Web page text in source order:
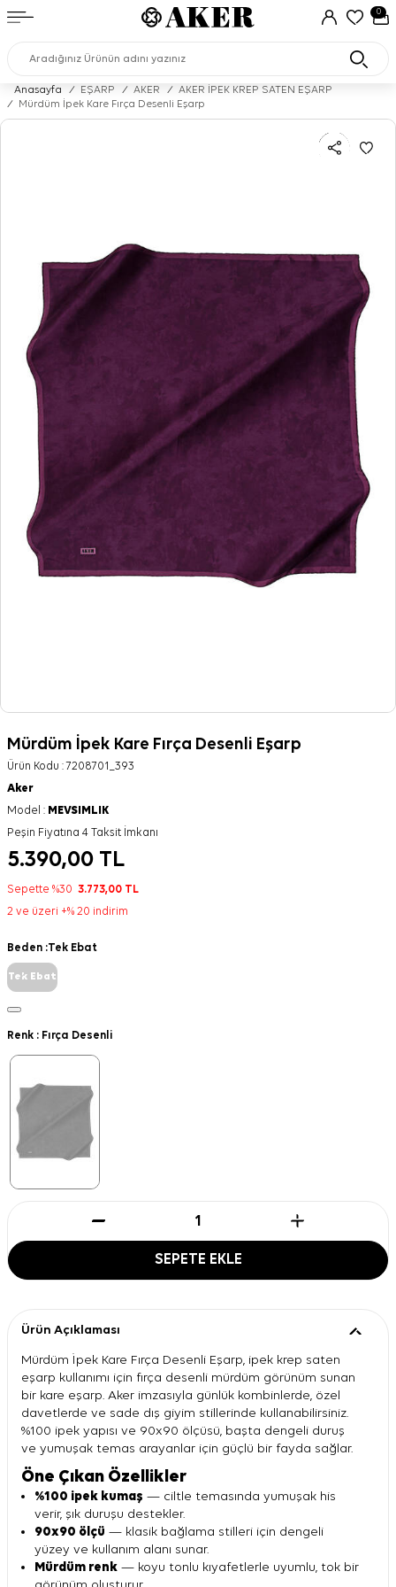
0
Anasayfa / EŞARP / AKER /
AKER İPEK KREP SATEN EŞARP
/
Mürdüm İpek Kare Fırça Desenli Eşarp
Mürdüm İpek Kare Fırça Desenli Eşarp
Ürün Kodu :7208701_393
Aker
Model : MEVSIMLIK
Peşin Fiyatına 4 Taksit İmkanı
5.390,00 TL
Sepette %30 3.773,00 TL
2 ve üzeri +% 20 indirim
Beden :Tek Ebat
Tek Ebat
Renk : Fırça Desenli
SEPETE EKLE
Ürün Açıklaması
Mürdüm İpek Kare Fırça Desenli Eşarp, ipek krep saten
eşarp kullanımı için fırça desenli mürdüm görünüm sunan
bir kare eşarp. Aker imzasıyla günlük kombinlerde, özel
davetlerde ve sade dış giyim stillerinde kullanabilirsiniz.
%100 ipek yapısı ve 90x90 ölçüsü, başta dengeli duruş
ve yumuşak temas arayanlar için güçlü bir fayda sağlar.
Öne Çıkan Özellikler
%100 ipek kumaş — ciltle temasında yumuşak his
verir, şık duruşu destekler.
90x90 ölçü — klasik bağlama stilleri için dengeli
yüzey ve kullanım alanı sunar.
Mürdüm renk — koyu tonlu kıyafetlerle uyumlu, tok bir